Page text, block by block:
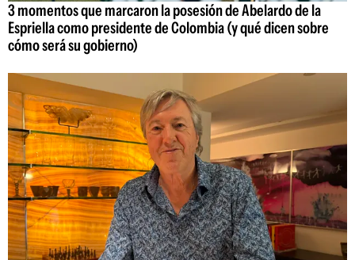
3 momentos que marcaron la posesión de Abelardo de la
Espriella como presidente de Colombia (y qué dicen sobre
cómo será su gobierno)